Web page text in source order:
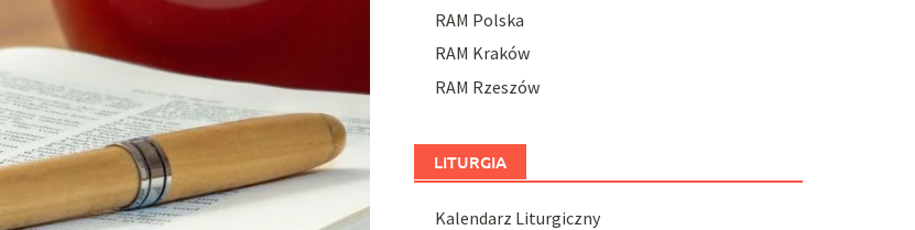
RAM Polska
RAM Kraków
RAM Rzeszów
LITURGIA
Kalendarz Liturgiczny